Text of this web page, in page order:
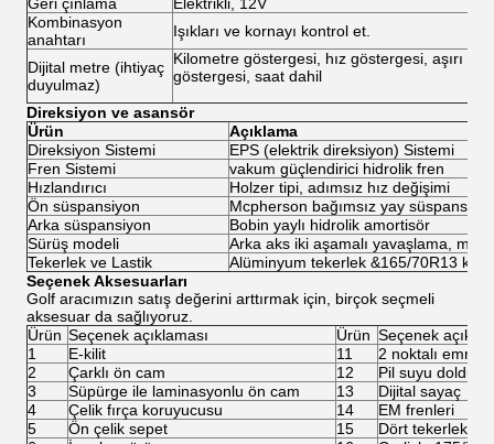
Kombinasyon
anahtarı
Işıkları ve kornayı kontrol et.
Dijital metre (ihtiyaç
duyulmaz)
Kilometre göstergesi, hız göstergesi, aşırı
göstergesi, saat dahil
Direksiyon ve asansör
Ürün
Açıklama
Direksiyon Sistemi
EPS (elektrik direksiyon) Sistemi
Fren Sistemi
vakum güçlendirici hidrolik fren
Hızlandırıcı
Holzer tipi, adımsız hız değişimi
Ön süspansiyon
Mcpherson bağımsız yay
Arka süspansiyon
Bobin yaylı hidrolik amortisör
Sürüş modeli
Arka aks iki aşamalı yavaşlama,
Tekerlek ve Lastik
Alüminyum tekerlek &165/70R13
Seçenek Aksesuarları
Golf aracımızın satış değerini arttırmak için, birçok seçmeli
aksesuar da sağlıyoruz.
Ürün Seçenek açıklaması Ürün Seçenek
1
E-kilit 11
2 noktalı
2
Çarklı ön cam 12
Pil suyu
3
Süpürge ile laminasyonlu ön cam 13
Dijital sayaç
4
Çelik fırça koruyucusu 14
EM frenleri
5
Ön çelik sepet 15
Dört tekerlekli